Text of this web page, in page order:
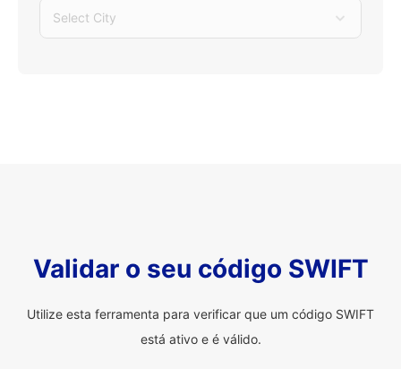
Select City
Validar o seu código SWIFT
Utilize esta ferramenta para verificar que um código SWIFT
está ativo e é válido.